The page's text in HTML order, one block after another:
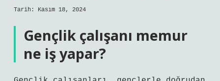
Tarih: Kasım 18, 2024
Gençlik çalışanı memur
ne iş yapar?